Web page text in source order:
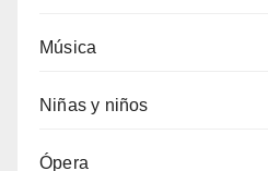
Música
Niñas y niños
Ópera